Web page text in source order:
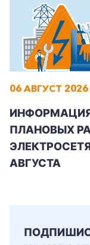
06 АВГУСТ 2026
ПЛАНОВЫХ
АВГУСТА